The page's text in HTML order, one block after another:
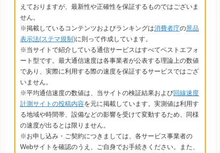
えておりますが、最新性や正確性を保証するものではございま
せん。
※掲載しているコンテンツおよびランキングは消費者庁の景品
表示法(ステマ規制)に則って作成しています。
※当サイトで紹介している通信サービスはすべてベストエフォ
ート型です。最大通信速度は各事業者が公表する理論上の数値
であり、実際に利用する際の速度を保証するサービスではござ
いません。
※平均通信速度の数値は、当サイトの検証結果および回線速度
計測サイトの投稿内容を元に掲載しています。実測値は利用す
る地域や時間帯、設備などの影響を受けて変動するため、同様
の速度が出るとは限りません。
※お申し込み・ご契約につきましては、各サービス事業者の
Webサイトを確認のうえ、ご自身でお手続きください。また、